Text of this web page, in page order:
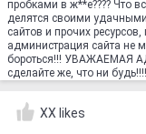
пробками в ж**е???? Что
делятся своими
сайтов и прочих
администрация сайта не
бороться!!! УВАЖАЕМАЯ
сделайте же, что ни
XX likes